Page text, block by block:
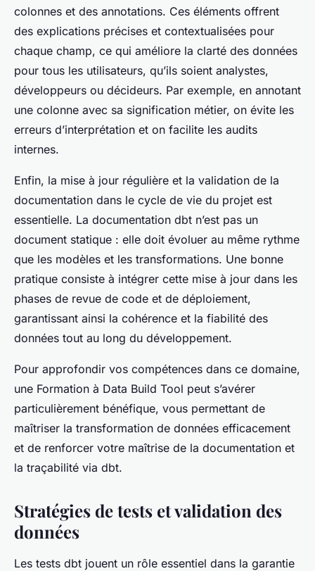
colonnes et des annotations. Ces éléments offrent
des explications précises et contextualisées pour
chaque champ, ce qui améliore la clarté des données
pour tous les utilisateurs, qu’ils soient analystes,
développeurs ou décideurs. Par exemple, en annotant
une colonne avec sa signification métier, on évite les
erreurs d’interprétation et on facilite les audits
internes.
Enfin, la mise à jour régulière et la validation de la
documentation dans le cycle de vie du projet est
essentielle. La documentation dbt n’est pas un
document statique : elle doit évoluer au même rythme
que les modèles et les transformations. Une bonne
pratique consiste à intégrer cette mise à jour dans les
phases de revue de code et de déploiement,
garantissant ainsi la cohérence et la fiabilité des
données tout au long du développement.
Pour approfondir vos compétences dans ce domaine,
une Formation à Data Build Tool peut s’avérer
particulièrement bénéfique, vous permettant de
maîtriser la transformation de données efficacement
et de renforcer votre maîtrise de la documentation et
la traçabilité via dbt.
Stratégies de tests et validation des
données
Les tests dbt jouent un rôle essentiel dans la garantie